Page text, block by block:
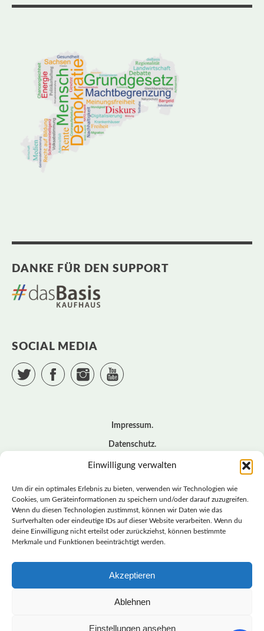
Einwilligung verwalten
Um dir ein optimales Erlebnis zu bieten, verwenden wir Technologien wie
Cookies, um Geräteinformationen zu speichern und/oder darauf zuzugreifen.
Wenn du diesen Technologien zustimmst, können wir Daten wie das
Surfverhalten oder eindeutige IDs auf dieser Website verarbeiten. Wenn du
deine Einwilligung nicht erteilst oder zurückziehst, können bestimmte
Merkmale und Funktionen beeinträchtigt werden.
Akzeptieren
Ablehnen
Einstellungen ansehen
DANKE FÜR DEN SUPPORT
SOCIAL MEDIA
Twitter Facebook Instagram
Impressum
Datenschutz
Cookie – Richtlinie (EU)
© BASISDEMOKRATISCHE PARTEI DEUTSCHLAND *
LANDESVERBAND SACHSEN
LANDESVERBAND
SACHSEN | DIEBASIS
BASISDEMOKRATISCHE PARTEI DEUTSCHLAND –